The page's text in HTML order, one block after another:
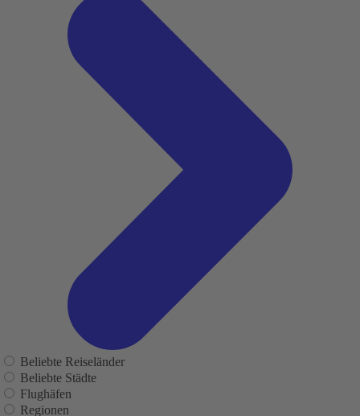
Beliebte Reiseländer
Beliebte Städte
Flughäfen
Regionen